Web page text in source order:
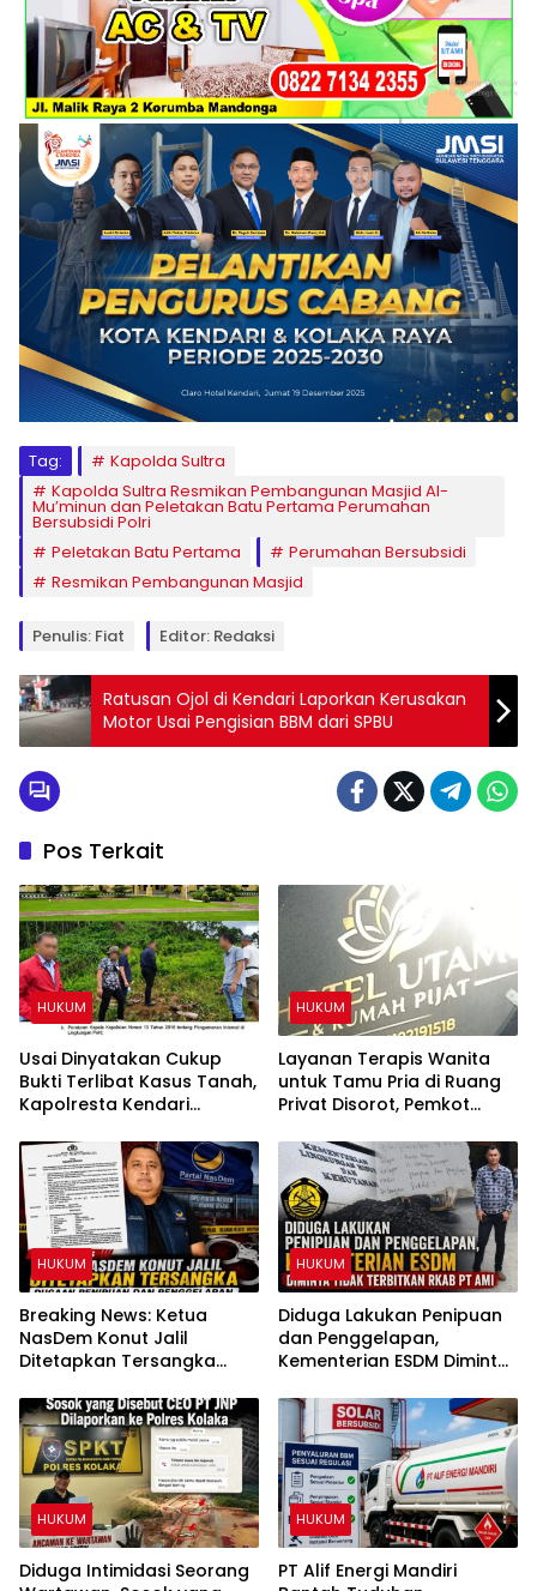
Tag:
Kapolda Sultra
Kapolda Sultra Resmikan Pembangunan Masjid Al-
Mu’minun dan Peletakan Batu Pertama Perumahan
Bersubsidi Polri
Peletakan Batu Pertama
Perumahan Bersubsidi
Resmikan Pembangunan Masjid
Penulis: Fiat Editor: Redaksi
Ratusan Ojol di Kendari Laporkan Kerusakan
Motor Usai Pengisian BBM dari SPBU
Pos Terkait
HUKUM
Usai Dinyatakan Cukup
Bukti Terlibat Kasus Tanah,
Kapolresta Kendari
dari Jabatan
HUKUM
Layanan Terapis Wanita
untuk Tamu Pria di Ruang
Privat Disorot, Pemkot
Perizinan Rumah Pijat Utami
HUKUM
Breaking News: Ketua
NasDem Konut Jalil
Ditetapkan Tersangka
Penggelapan
HUKUM
Diduga Lakukan Penipuan
dan Penggelapan,
Kementerian ESDM Diminta
AMI
HUKUM
Diduga Intimidasi Seorang
HUKUM
PT Alif Energi Mandiri